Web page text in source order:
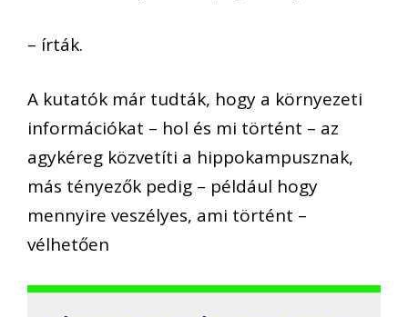
– írták.
A kutatók már tudták, hogy a környezeti
információkat – hol és mi történt – az
agykéreg közvetíti a hippokampusznak,
más tényezők pedig – például hogy
mennyire veszélyes, ami történt –
vélhetően